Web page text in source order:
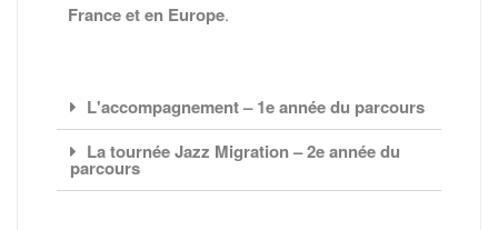
France et en Europe.
L'accompagnement – 1e année du parcours
La tournée Jazz Migration – 2e année du
parcours